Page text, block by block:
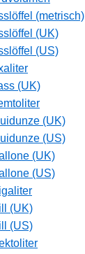
(metrisch)
(UK)
(US)
(UK)
(UK)
(US)
(UK)
(US)
(UK)
(US)